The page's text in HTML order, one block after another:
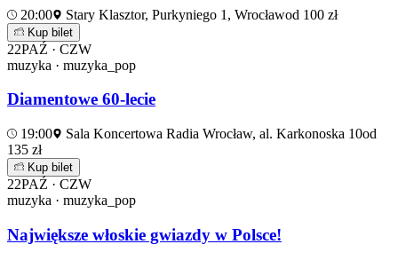
20:00 Stary Klasztor, Purkyniego 1, Wrocławod 100 zł
Kup bilet
22PAŹ · CZW
muzyka · muzyka_pop
Diamentowe 60-lecie
19:00 Sala Koncertowa Radia Wrocław, al. Karkonoska 10od
135 zł
Kup bilet
22PAŹ · CZW
muzyka · muzyka_pop
Największe włoskie gwiazdy w Polsce!